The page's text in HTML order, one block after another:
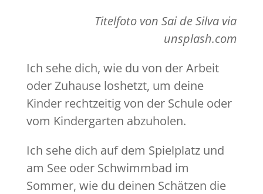
Titelfoto von Sai de Silva via
unsplash.com
Ich sehe dich, wie du von der Arbeit
oder Zuhause loshetzt, um deine
Kinder rechtzeitig von der Schule oder
vom Kindergarten abzuholen.
Ich sehe dich auf dem Spielplatz und
am See oder Schwimmbad im
Sommer, wie du deinen Schätzen die